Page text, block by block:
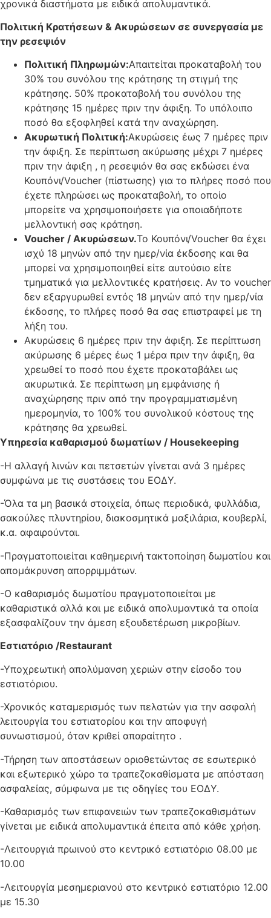
χρονικά διαστήματα με ειδικά απολυμαντικά.
Πολιτική Κρατήσεων & Ακυρώσεων σε συνεργασία με
την ρεσεψιόν
Πολιτική Πληρωμών:Απαιτείται προκαταβολή του
30% του συνόλου της κράτησης τη στιγμή της
κράτησης. 50% προκαταβολή του συνόλου της
κράτησης 15 ημέρες πριν την άφιξη. Το υπόλοιπο
ποσό θα εξοφληθεί κατά την αναχώρηση.
Ακυρωτική Πολιτική:Ακυρώσεις έως 7 ημέρες πριν
την άφιξη. Σε περίπτωση ακύρωσης μέχρι 7 ημέρες
πριν την άφιξη , η ρεσεψιόν θα σας εκδώσει ένα
Κουπόνι/Voucher (πίστωσης) για το πλήρες ποσό που
έχετε πληρώσει ως προκαταβολή, το οποίο
μπορείτε να χρησιμοποιήσετε για οποιαδήποτε
μελλοντική σας κράτηση.
Voucher / Ακυρώσεων.Το Κουπόνι/Voucher θα έχει
ισχύ 18 μηνών από την ημερ/νία έκδοσης και θα
μπορεί να χρησιμοποιηθεί είτε αυτούσιο είτε
τμηματικά για μελλοντικές κρατήσεις. Αν το voucher
δεν εξαργυρωθεί εντός 18 μηνών από την ημερ/νία
έκδοσης, το πλήρες ποσό θα σας επιστραφεί με τη
λήξη του.
Ακυρώσεις 6 ημέρες πριν την άφιξη. Σε περίπτωση
ακύρωσης 6 μέρες έως 1 μέρα πριν την άφιξη, θα
χρεωθεί το ποσό που έχετε προκαταβάλει ως
ακυρωτικά. Σε περίπτωση μη εμφάνισης ή
αναχώρησης πριν από την προγραμματισμένη
ημερομηνία, το 100% του συνολικού κόστους της
κράτησης θα χρεωθεί.
Υπηρεσία καθαρισμού δωματίων / Housekeeping
-Η αλλαγή λινών και πετσετών γίνεται ανά 3 ημέρες
συμφώνα με τις συστάσεις του ΕΟΔΥ.
-Όλα τα μη βασικά στοιχεία, όπως περιοδικά, φυλλάδια,
σακούλες πλυντηρίου, διακοσμητικά μαξιλάρια, κουβερλί,
κ.α. αφαιρούνται.
-Πραγματοποιείται καθημερινή τακτοποίηση δωματίου και
απομάκρυνση απορριμμάτων.
-Ο καθαρισμός δωματίου πραγματοποιείται με
καθαριστικά αλλά και με ειδικά απολυμαντικά τα οποία
εξασφαλίζουν την άμεση εξουδετέρωση μικροβίων.
Εστιατόριο /Restaurant
-Υποχρεωτική απολύμανση χεριών στην είσοδο του
εστιατόριου.
-Χρονικός καταμερισμός των πελατών για την ασφαλή
λειτουργία του εστιατορίου και την αποφυγή
συνωστισμού, όταν κριθεί απαραίτητο .
-Τήρηση των αποστάσεων οριοθετώντας σε εσωτερικό
και εξωτερικό χώρο τα τραπεζοκαθίσματα με απόσταση
ασφαλείας, σύμφωνα με τις οδηγίες του ΕΟΔΥ.
-Καθαρισμός των επιφανειών των τραπεζοκαθισμάτων
γίνεται με ειδικά απολυμαντικά έπειτα από κάθε χρήση.
-Λειτουργιά πρωινού στο κεντρικό εστιατόριο 08.00 με
10.00
-Λειτουργία μεσημεριανού στο κεντρικό εστιατόριο 12.00
με 15.30